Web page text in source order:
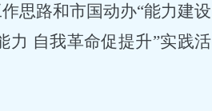
思路和市国动办“能力建设
力 自我革命促提升”实践活